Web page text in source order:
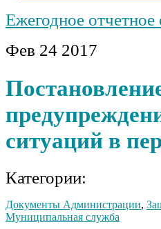
Ежегодное отчетное
Фев 24 2017
ситуаций в
Категории:
Документы Администрации,
Муниципальная служба